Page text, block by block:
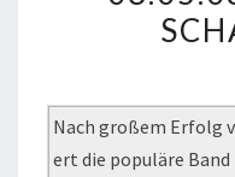
Nach großem Erfolg
ert die populäre